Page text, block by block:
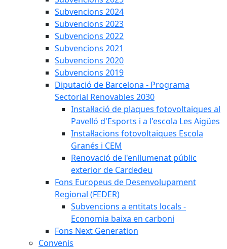
Subvencions 2024
Subvencions 2023
Subvencions 2022
Subvencions 2021
Subvencions 2020
Subvencions 2019
Diputació de Barcelona - Programa
Sectorial Renovables 2030
Instal·lació de plaques fotovoltaiques al
Pavelló d'Esports i a l'escola Les Aigües
Instal·lacions fotovoltaiques Escola
Granés i CEM
Renovació de l'enllumenat públic
exterior de Cardedeu
Fons Europeus de Desenvolupament
Regional (FEDER)
Subvencions a entitats locals -
Economia baixa en carboni
Fons Next Generation
Convenis